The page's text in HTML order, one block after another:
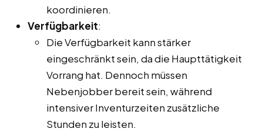
koordinieren.
Verfügbarkeit:
Die Verfügbarkeit kann stärker
eingeschränkt sein, da die Haupttätigkeit
Vorrang hat. Dennoch müssen
Nebenjobber bereit sein, während
intensiver Inventurzeiten zusätzliche
Stunden zu leisten.